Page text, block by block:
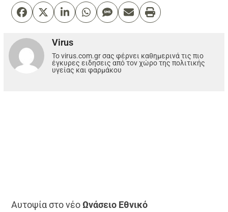
Virus
Το virus.com.gr σας φέρνει καθημερινά τις πιο
έγκυρες ειδησεις από τον χώρο της πολιτικής
υγείας και φαρμάκου
Αυτοψία στο νέο Ωνάσειο Εθνικό